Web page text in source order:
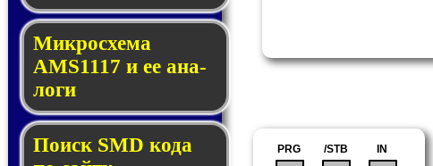
Микросхема
AMS1117 и ее ана­
ло­ги
Поиск SMD ко­да
IN
/STB
PRG